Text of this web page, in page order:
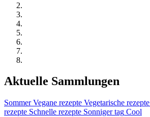
Aktuelle Sammlungen
Sommer Vegane rezepte Vegetarische rezepte
rezepte Schnelle rezepte Sonniger tag Cool